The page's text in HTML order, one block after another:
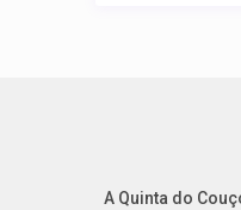
A Quinta do